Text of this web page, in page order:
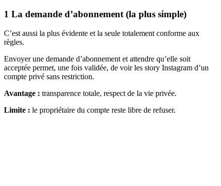
1 La demande d’abonnement (la plus simple)
C’est aussi la plus évidente et la seule totalement conforme aux
règles.
Envoyer une demande d’abonnement et attendre qu’elle soit
acceptée permet, une fois validée, de voir les story Instagram d’un
compte privé sans restriction.
Avantage : transparence totale, respect de la vie privée.
Limite : le propriétaire du compte reste libre de refuser.